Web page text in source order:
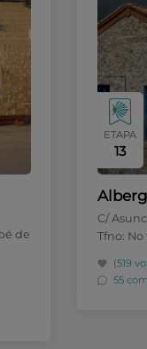
de
ETAPA
13
C/
Tfno: No
(519
55